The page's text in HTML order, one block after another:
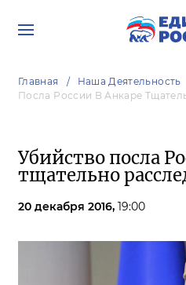
Главная Наша Деятельность
Посла России В Анкаре
Убийство посла
тщательно
20 декабря 2016, 19:00